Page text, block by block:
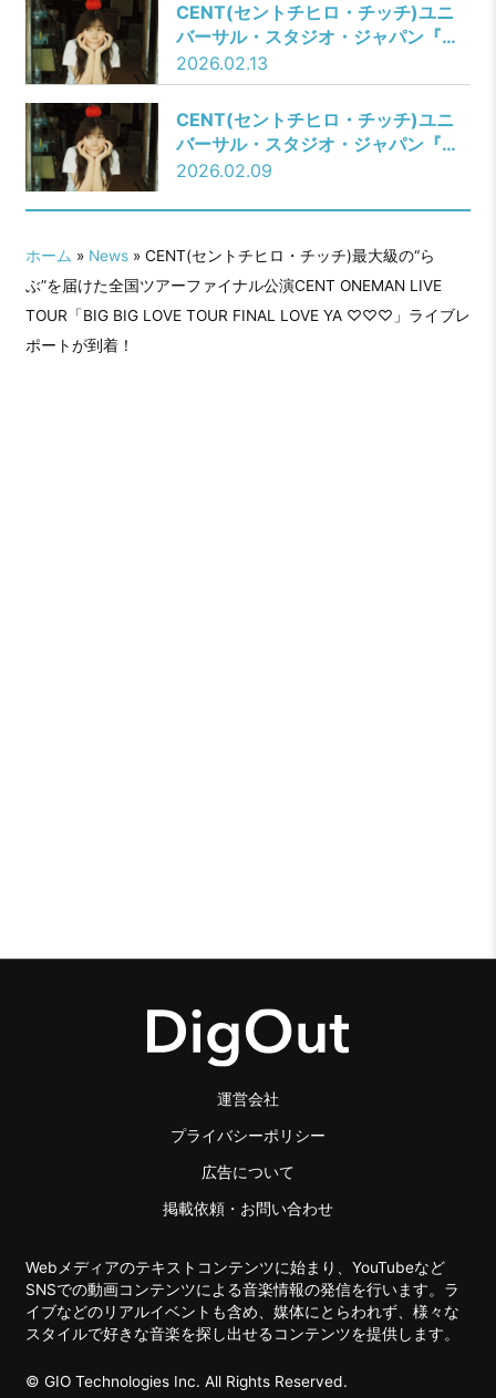
CENT(セントチヒロ・チッチ)ユニ
バーサル・スタジオ・ジャパン『ユ
ニ春2026』CMソング新曲「スタン
ド・バイ・ユース」チッチが異世界
で青春を過ごすミュージックビデオ
が公開！
2026.02.13
CENT(セントチヒロ・チッチ)ユニ
バーサル・スタジオ・ジャパン『ユ
ニ春2026』CMソング新曲「スタン
リース！さらにU-NEXTにて全国ツ
TOUR FINAL LOVE YA ♡♡♡」の
生配信が決定！！
2026.02.09
ホーム » News» CENT(セントチヒロ・チッチ)最大級の“ら
ぶ”を届けた全国ツアーファイナル公演CENT ONEMAN LIVE
TOUR「BIG BIG LOVE TOUR FINAL LOVE YA ♡♡♡」ライブレ
ポートが到着！
運営会社
プライバシーポリシー
広告について
掲載依頼・お問い合わせ
Webメディアのテキストコンテンツに始まり、YouTubeなど
SNSでの動画コンテンツによる音楽情報の発信を行います。ラ
イブなどのリアルイベントも含め、媒体にとらわれず、様々な
スタイルで好きな音楽を探し出せるコンテンツを提供します。
© GIO Technologies Inc. All Rights Reserved.